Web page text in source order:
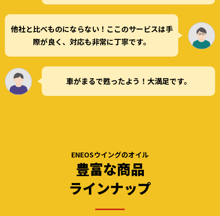
他社と比べものにならない！ここのサービスは手
際が良く、対応も非常に丁寧です。
車がまるで甦ったよう！大満足です。
ENEOSウイングのオイル
豊富な商品
ラインナップ